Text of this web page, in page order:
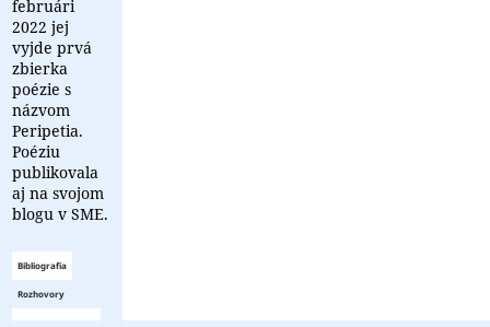
februári
2022 jej
vyjde prvá
zbierka
poézie s
názvom
Peripetia.
Poéziu
publikovala
aj na svojom
blogu v SME.
Bibliografia
Rozhovory